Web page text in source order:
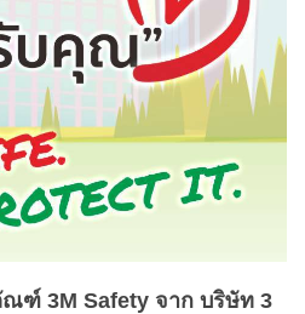
ฑ์ 3M Safety จาก บริษัท 3